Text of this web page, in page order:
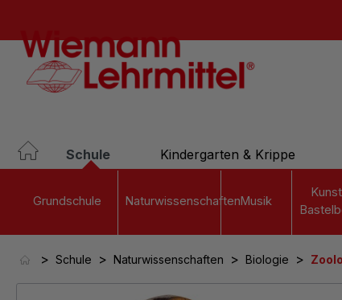
Schule Kindergarten & Krippe
Grundschule NaturwissenschaftenMusik
> Schule > Naturwissenschaften > Biologie >